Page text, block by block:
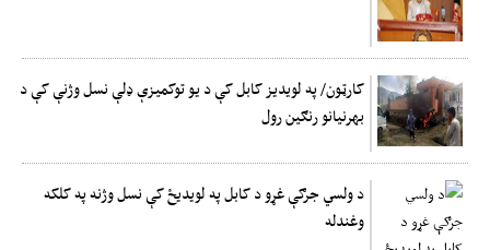
کارټون/ په لویدیز کابل کې د یو توکمیزې ډلې نسل وژنې کې د
بهرنيانو رنګین رول
د ولسي جرګې غړو د کابل په لویدیځ کې نسل وژنه په کلکه
وغندله